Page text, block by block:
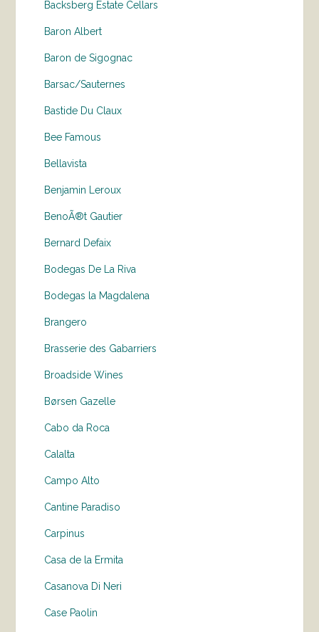
Backsberg Estate Cellars
Baron Albert
Baron de Sigognac
Barsac/Sauternes
Bastide Du Claux
Bee Famous
Bellavista
Benjamin Leroux
BenoÃ®t Gautier
Bernard Defaix
Bodegas De La Riva
Bodegas la Magdalena
Brangero
Brasserie des Gabarriers
Broadside Wines
Børsen Gazelle
Cabo da Roca
Calalta
Campo Alto
Cantine Paradiso
Carpinus
Casa de la Ermita
Casanova Di Neri
Case Paolin